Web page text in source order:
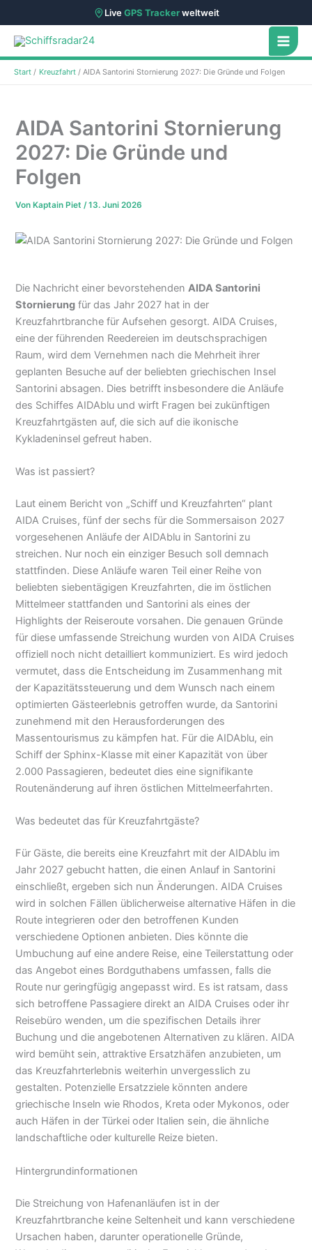
LiveGPS Trackerweltweit
Zum
Inhalt
springen
Start Kreuzfahrt AIDA Santorini Stornierung 2027: Die Gründe und Folgen
AIDA Santorini Stornierung
2027: Die Gründe und
Folgen
Von Kaptain Piet/13. Juni 2026
Die Nachricht einer bevorstehendenAIDA Santorini
Stornierung für das Jahr 2027 hat in der
Kreuzfahrtbranche für Aufsehen gesorgt. AIDA Cruises,
eine der führenden Reedereien im deutschsprachigen
Raum, wird dem Vernehmen nach die Mehrheit ihrer
geplanten Besuche auf der beliebten griechischen Insel
Santorini absagen. Dies betrifft insbesondere die Anläufe
des Schiffes AIDAblu und wirft Fragen bei zukünftigen
Kreuzfahrtgästen auf, die sich auf die ikonische
Kykladeninsel gefreut haben.
Was ist passiert?
Laut einem Bericht von „Schiff und Kreuzfahrten“ plant
AIDA Cruises, fünf der sechs für die Sommersaison 2027
vorgesehenen Anläufe der AIDAblu in Santorini zu
streichen. Nur noch ein einziger Besuch soll demnach
stattfinden. Diese Anläufe waren Teil einer Reihe von
beliebten siebentägigen Kreuzfahrten, die im östlichen
Mittelmeer stattfanden und Santorini als eines der
Highlights der Reiseroute vorsahen. Die genauen Gründe
für diese umfassende Streichung wurden von AIDA Cruises
offiziell noch nicht detailliert kommuniziert. Es wird jedoch
vermutet, dass die Entscheidung im Zusammenhang mit
der Kapazitätssteuerung und dem Wunsch nach einem
optimierten Gästeerlebnis getroffen wurde, da Santorini
zunehmend mit den Herausforderungen des
Massentourismus zu kämpfen hat. Für die AIDAblu, ein
Schiff der Sphinx-Klasse mit einer Kapazität von über
2.000 Passagieren, bedeutet dies eine signifikante
Routenänderung auf ihren östlichen Mittelmeerfahrten.
Was bedeutet das für Kreuzfahrtgäste?
Für Gäste, die bereits eine Kreuzfahrt mit der AIDAblu im
Jahr 2027 gebucht hatten, die einen Anlauf in Santorini
einschließt, ergeben sich nun Änderungen. AIDA Cruises
wird in solchen Fällen üblicherweise alternative Häfen in die
Route integrieren oder den betroffenen Kunden
verschiedene Optionen anbieten. Dies könnte die
Umbuchung auf eine andere Reise, eine Teilerstattung oder
das Angebot eines Bordguthabens umfassen, falls die
Route nur geringfügig angepasst wird. Es ist ratsam, dass
sich betroffene Passagiere direkt an AIDA Cruises oder ihr
Reisebüro wenden, um die spezifischen Details ihrer
Buchung und die angebotenen Alternativen zu klären. AIDA
wird bemüht sein, attraktive Ersatzhäfen anzubieten, um
das Kreuzfahrterlebnis weiterhin unvergesslich zu
gestalten. Potenzielle Ersatzziele könnten andere
griechische Inseln wie Rhodos, Kreta oder Mykonos, oder
auch Häfen in der Türkei oder Italien sein, die ähnliche
landschaftliche oder kulturelle Reize bieten.
Hintergrundinformationen
Die Streichung von Hafenanläufen ist in der
Kreuzfahrtbranche keine Seltenheit und kann verschiedene
Ursachen haben, darunter operationelle Gründe,